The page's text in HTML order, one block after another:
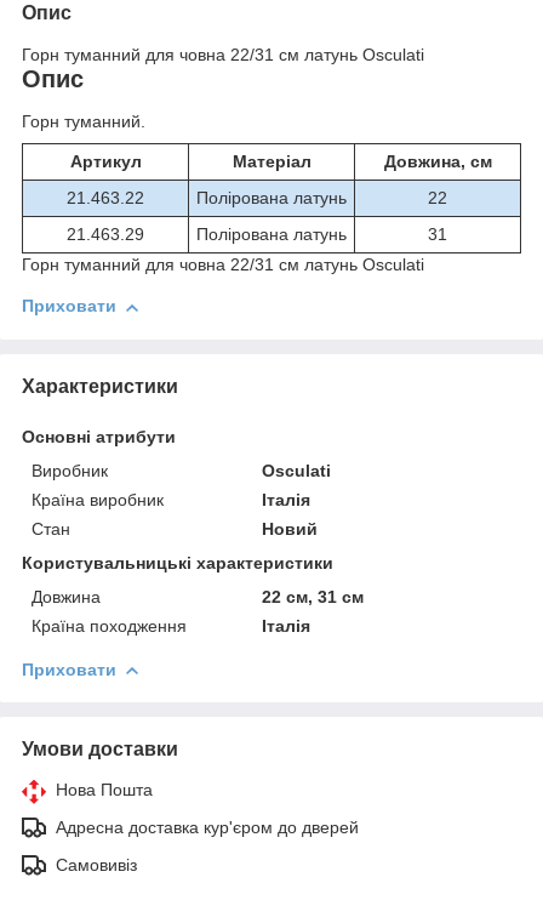
Опис
Горн туманний для човна 22/31 см латунь Osculati
Опис
Горн туманний.
Артикул Матеріал
Довжина, см
21.463.22
Полірована латунь
22
21.463.29
Полірована латунь
31
Горн туманний для човна 22/31 см латунь Osculati
Приховати
Характеристики
Основні атрибути
Виробник
Osculati
Країна виробник
Італія
Стан
Новий
Користувальницькі характеристики
Довжина
22 см, 31 см
Країна походження
Італія
Приховати
Умови доставки
Нова Пошта
Адресна доставка кур'єром до дверей
Самовивіз